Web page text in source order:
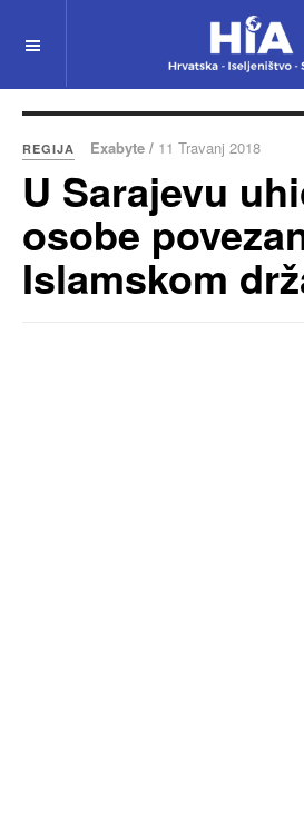
REGIJA Exabyte / 11 Travanj 2018
U Sarajevu
osobe
Islamskom